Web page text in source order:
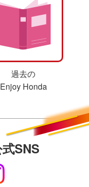
ケット情報を更新し
を更新し
ップ
過去の
Enjoy Honda
SNS